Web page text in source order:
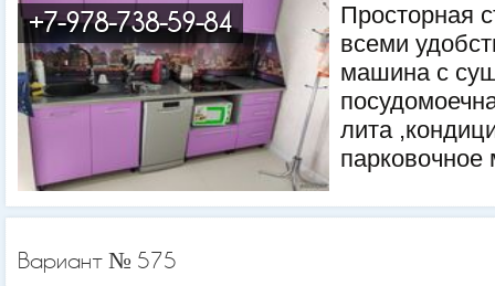
+7-978-738-59-84
Просторная
всеми
машина с
лита
парковочное
Вариант № 575